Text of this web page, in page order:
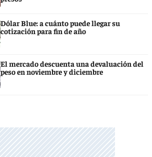
Dólar Blue: a cuánto puede llegar su
cotización para fin de año
El mercado descuenta una devaluación del
peso en noviembre y diciembre